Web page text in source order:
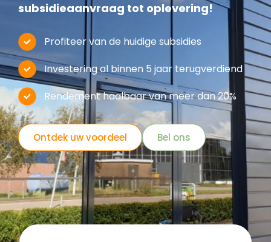
subsidieaanvraag tot oplevering!
Profiteer van de huidige subsidies
Investering al binnen 5 jaar terugverdiend
Rendement haalbaar van meer dan 20%
Ontdek uw voordeel Bel ons